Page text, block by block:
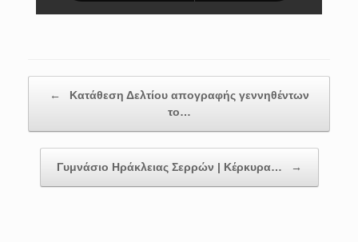
←
Κατάθεση Δελτίου απογραφής γεννηθέντων
το…
Γυμνάσιο Ηράκλειας Σερρών | Κέρκυρα… →